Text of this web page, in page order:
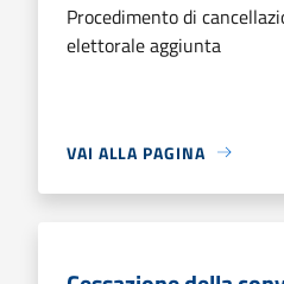
Procedimento di
elettorale aggiunta
VAI ALLA PAGINA